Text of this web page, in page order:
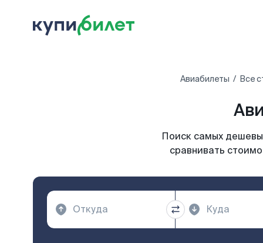
Авиабилеты Все
Поиск самых
сравнивать